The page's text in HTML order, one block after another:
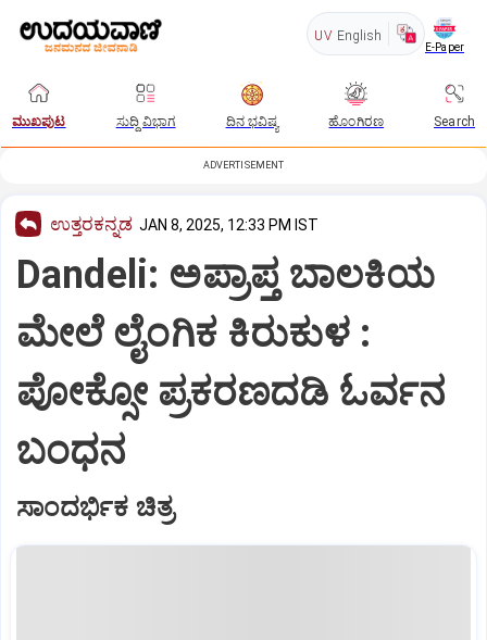
UV English
E-Paper
ಮುಖಪುಟ ಸುದ್ದಿ ವಿಭಾಗ ದಿನ ಭವಿಷ್ಯ ಹೊಂಗಿರಣ Search
ADVERTISEMENT
ಉತ್ತರಕನ್ನಡ JAN 8, 2025, 12:33 PM IST
Dandeli: ಅಪ್ರಾಪ್ತ ಬಾಲಕಿಯ
ಮೇಲೆ ಲೈಂಗಿಕ ಕಿರುಕುಳ :
ಪೋಕ್ಸೋ ಪ್ರಕರಣದಡಿ ಓರ್ವನ
ಬಂಧನ
ಸಾಂದರ್ಭಿಕ ಚಿತ್ರ